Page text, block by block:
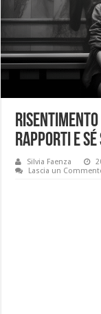
rapporti e sé
Silvia Faenza
Lascia un